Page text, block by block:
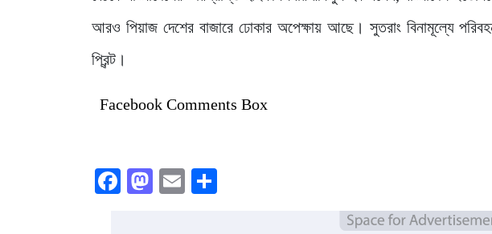
আরও পিয়াজ দেশের বাজারে ঢোকার অপেক্ষায় আছে। সুতরাং বিনামূল্যে
প্রিন্ট।
Facebook Comments Box
Facebook
Mastodon
Email